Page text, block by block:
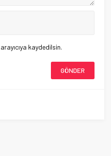
kaydedilsin.